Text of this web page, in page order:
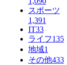
スポーツ
1,391
IT33
ライフ135
地域1
その他433